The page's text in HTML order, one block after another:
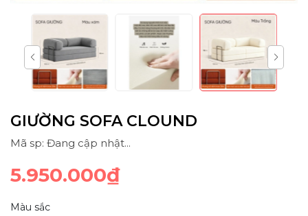
GIƯỜNG SOFA CLOUND
Mã sp: Đang cập nhật...
5.950.000₫
Màu sắc